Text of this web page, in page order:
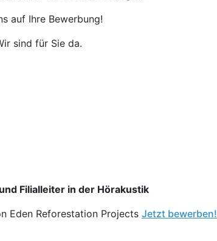
auf Ihre Bewerbung!
sind für Sie da.
Filialleiter in der Hörakustik
Eden Reforestation Projects Jetzt bewerben!